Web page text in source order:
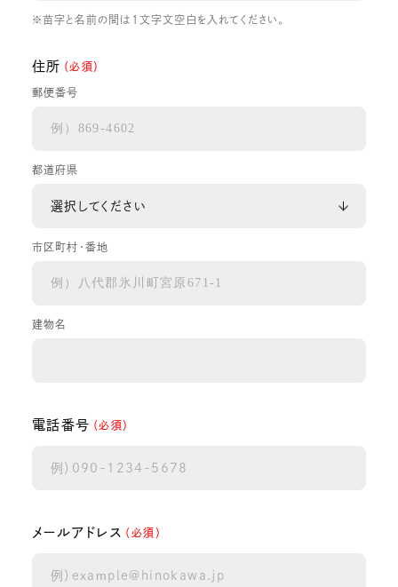
※苗字と名前の間は1文字文空白を入れてください。
住所 （必須）
郵便番号
都道府県
市区町村・番地
建物名
電話番号 （必須）
メールアドレス （必須）